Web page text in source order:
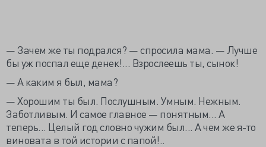
— Зачем же ты подрался? — спросила мама. — Лучше
бы уж поспал еще денек!... Взрослеешь ты, сынок!
— А каким я был, мама?
— Хорошим ты был. Послушным. Умным. Нежным.
Заботливым. И самое главное — понятным... А
теперь... Целый год словно чужим был... А чем же я-то
виновата в той истории с папой!..